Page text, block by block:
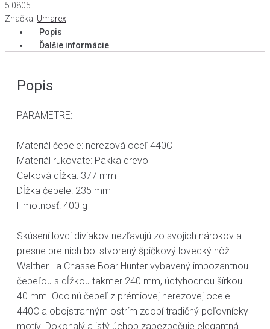
5.0805
Značka: Umarex
Popis
Ďalšie informácie
Popis
PARAMETRE:
Materiál čepele: nerezová oceľ 440C
Materiál rukoväte: Pakka drevo
Celková dĺžka: 377 mm
Dĺžka čepele: 235 mm
Hmotnosť: 400 g
Skúsení lovci diviakov nezľavujú zo svojich nárokov a
presne pre nich bol stvorený špičkový lovecký nôž
Walther La Chasse Boar Hunter vybavený impozantnou
čepeľou s dĺžkou takmer 240 mm, úctyhodnou šírkou
40 mm. Odolnú čepeľ z prémiovej nerezovej ocele
440C a obojstranným ostrím zdobí tradičný poľovnícky
motív. Dokonalý a istý úchop zabezpečuje elegantná